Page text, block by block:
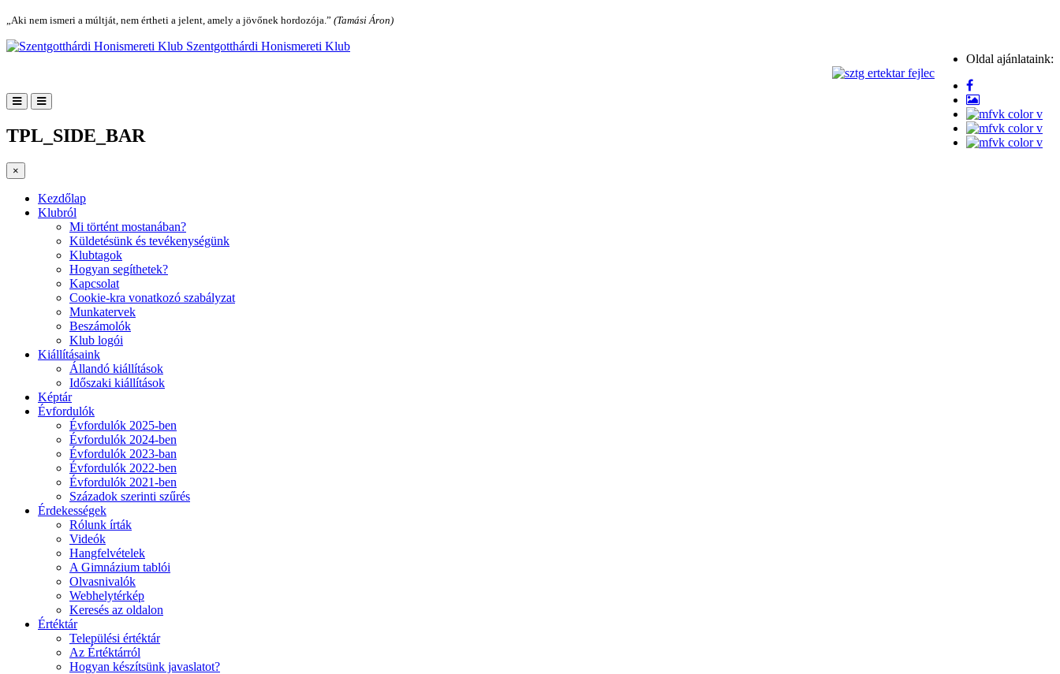
„Aki nem ismeri a múltját, nem értheti a jelent, amely a jövőnek hordozója.” (Tamási Áron)
Oldal ajánlataink:
Szentgotthárdi Honismereti Klub
TPL_SIDE_BAR
×
Kezdőlap
Klubról
Mi történt mostanában?
Küldetésünk és tevékenységünk
Klubtagok
Hogyan segíthetek?
Kapcsolat
Cookie-kra vonatkozó szabályzat
Munkatervek
Beszámolók
Klub logói
Kiállításaink
Állandó kiállítások
Időszaki kiállítások
Képtár
Évfordulók
Évfordulók 2025-ben
Évfordulók 2024-ben
Évfordulók 2023-ban
Évfordulók 2022-ben
Évfordulók 2021-ben
Századok szerinti szűrés
Érdekességek
Rólunk írták
Videók
Hangfelvételek
A Gimnázium tablói
Olvasnivalók
Webhelytérkép
Keresés az oldalon
Értéktár
Települési értéktár
Az Értéktárról
Hogyan készítsünk javaslatot?